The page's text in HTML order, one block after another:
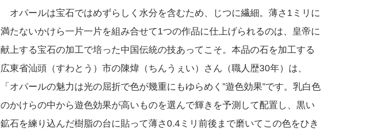
オパールは宝石ではめずらしく水分を含むため、じつに繊細。薄さ1ミリに
満たないかけら一片一片を組み合せて1つの作品に仕上げられるのは、皇帝に
献上する宝石の加工で培った中国伝統の技あってこそ。本品の石を加工する
広東省汕頭（すわとう）市の陳煒（ちんうぇい）さん（職人歴30年）は、
「オパールの魅力は光の屈折で色が幾重にもゆらめく”遊色効果”です。乳白色
のかけらの中から遊色効果が高いものを選んで輝きを予測して配置し、黒い
鉱石を練り込んだ樹脂の台に貼って薄さ0.4ミリ前後まで磨いてこの色をひき